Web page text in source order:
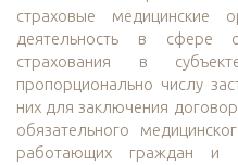
страховые медицинские
деятельность в сфере
страхования в
пропорционально числу
них для заключения
обязательного
работающих граждан и